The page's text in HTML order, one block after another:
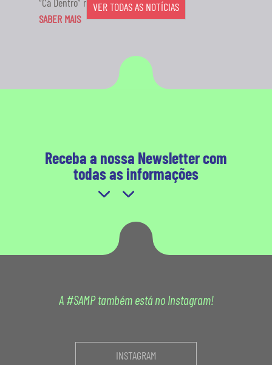
SABER MAIS
VER TODAS AS NOTÍCIAS
Receba a nossa Newsletter com
todas as informações
A #SAMP também está no Instagram!
INSTAGRAM